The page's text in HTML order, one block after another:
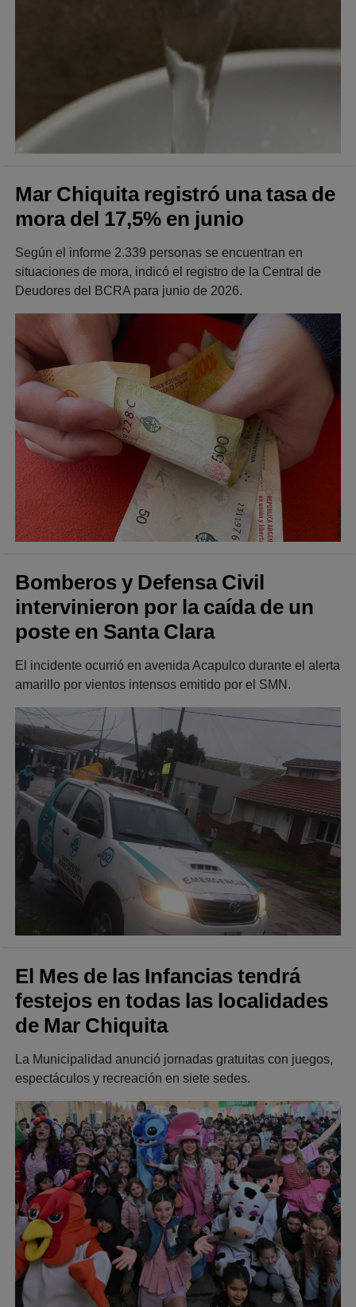
Mar Chiquita registró una tasa de
mora del 17,5% en junio
Según el informe 2.339 personas se encuentran en
situaciones de mora, indicó el registro de la Central de
Deudores del BCRA para junio de 2026.
Bomberos y Defensa Civil
intervinieron por la caída de un
poste en Santa Clara
El incidente ocurrió en avenida Acapulco durante el alerta
amarillo por vientos intensos emitido por el SMN.
El Mes de las Infancias tendrá
festejos en todas las localidades
de Mar Chiquita
La Municipalidad anunció jornadas gratuitas con juegos,
espectáculos y recreación en siete sedes.